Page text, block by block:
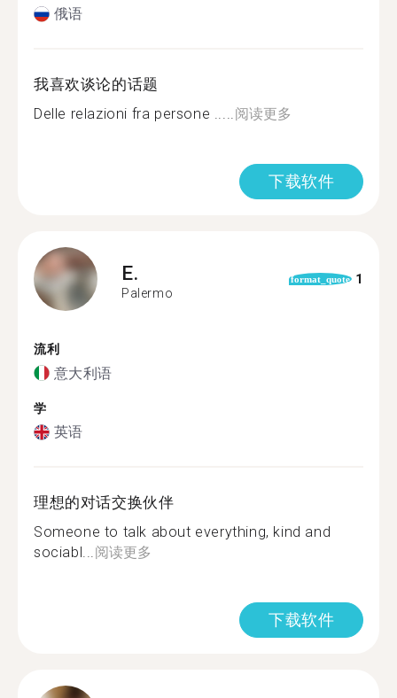
俄语
我喜欢谈论的话题
Delle relazioni fra persone .....阅读更多
下载软件
E.
Palermo
format_quote 1
流利
意大利语
学
英语
理想的对话交换伙伴
Someone to talk about everything, kind and
sociabl...阅读更多
下载软件